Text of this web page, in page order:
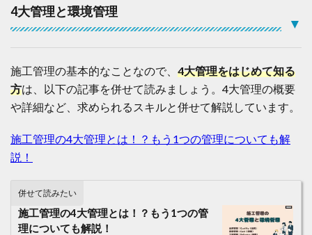
現
場
督
違
1.7
工
管
士
と
い
う
国
4大管理と環境管理
▼
施工管理の基本的なことなので、 4大管理をはじめて知る
方は、以下の記事を併せて読みましょう。4大管理の概要
や詳細など、求められるスキルと併せて解説しています。
施工管理の4大管理とは！？もう1つの管理についても解
説！
併せて読みたい
施工管理の4大管理とは！？もう1つの管
理についても解説！